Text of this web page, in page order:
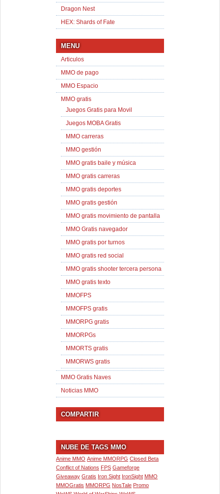
Dragon Nest
HEX: Shards of Fate
MENU
Articulos
MMO de pago
MMO Espacio
MMO gratis
Juegos Gratis para Movil
Juegos MOBA Gratis
MMO carreras
MMO gestión
MMO gratis baile y música
MMO gratis carreras
MMO gratis deportes
MMO gratis gestión
MMO gratis movimiento de pantalla
MMO Gratis navegador
MMO gratis por turnos
MMO gratis red social
MMO gratis shooter tercera persona
MMO gratis texto
MMOFPS
MMOFPS gratis
MMORPG gratis
MMORPGs
MMORTS gratis
MMORWS gratis
MMO Gratis Naves
Noticias MMO
COMPARTIR
NUBE DE TAGS MMO
Anime MMO Anime MMORPG Closed Beta
Conflict of Nations FPS Gameforge
Giveaway Gratis Iron Sight IronSight MMO
MMOGratis MMORPG NosTale Promo